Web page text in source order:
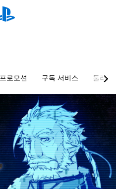
프로모션 구독 서비스 둘러보